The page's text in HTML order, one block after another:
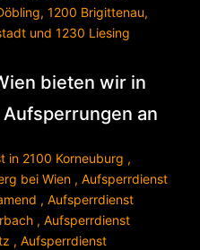
, 1200 Brigittenau,
und 1230 Liesing
bieten wir in
an
in 2100 Korneuburg ,
bei Wien , Aufsperrdienst
, Aufsperrdienst
, Aufsperrdienst
, Aufsperrdienst